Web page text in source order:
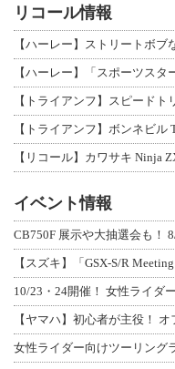
リコール情報
【ハーレー】ストリートボ
【トライアンフ】スピード
【リコール】カワサキ Ninja
イベント情報
CB750F 展示や大抽選会も！
【スズキ】「GSX-S/R
10/23・24開催！ 女性ライダ
【ヤマハ】初心者が主役！
女性ライダー向けツーリング